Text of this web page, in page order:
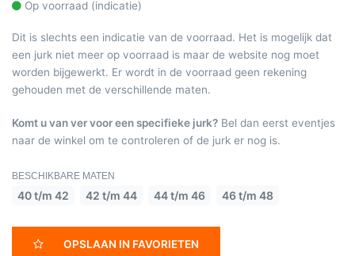
Op voorraad (indicatie)
Dit is slechts een indicatie van de voorraad. Het is mogelijk dat
een jurk niet meer op voorraad is maar de website nog moet
worden bijgewerkt. Er wordt in de voorraad geen rekening
gehouden met de verschillende maten.
Komt u van ver voor een specifieke jurk? Bel dan eerst eventjes
naar de winkel om te controleren of de jurk er nog is.
BESCHIKBARE MATEN
40 t/m 42 42 t/m 44 44 t/m 46 46 t/m 48
OPSLAAN IN FAVORIETEN